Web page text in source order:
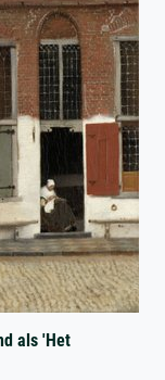
als 'Het